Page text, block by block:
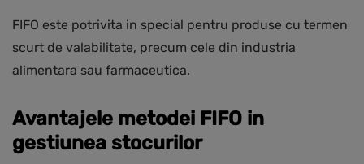
FIFO este potrivita in special pentru produse cu termen
scurt de valabilitate, precum cele din industria
alimentara sau farmaceutica.
Avantajele metodei FIFO in
gestiunea stocurilor